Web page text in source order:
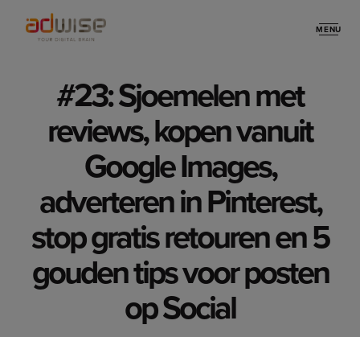
MENU
#23: Sjoemelen met
reviews, kopen vanuit
Google Images,
adverteren in Pinterest,
stop gratis retouren en 5
gouden tips voor posten
op Social